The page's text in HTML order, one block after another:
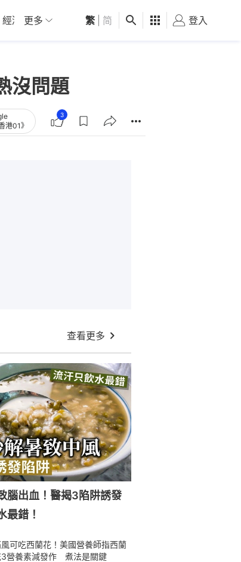
經濟 01深圳 觀點 健康 好食玩飛
更多 繁 简 登入
沒問題
港01》
3
查看更多
腦出血！醫揭3陷阱誘發
錯！
可吃西蘭花！美國營養師指西蘭
3營養素減發作 煮法是關鍵